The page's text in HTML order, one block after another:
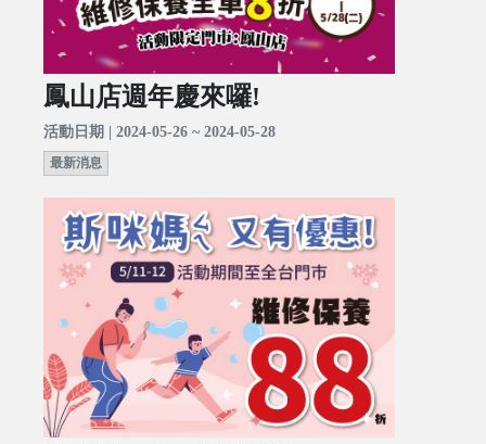
鳳山店週年慶來囉!
活動日期 | 2024-05-26 ~ 2024-05-28
最新消息